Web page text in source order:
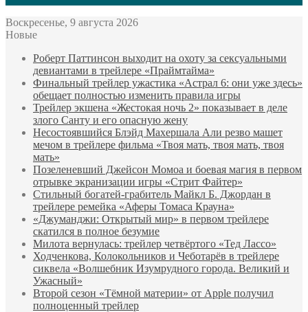
Воскресенье, 9 августа 2026
Новые
Роберт Паттинсон выходит на охоту за сексуальными
девиантами в трейлере «Праймтайма»
Финальный трейлер ужастика «Астрал 6: они уже здесь»
обещает полностью изменить правила игры
Трейлер экшена «Жестокая ночь 2» показывает в деле
злого Санту и его опасную жену
Несостоявшийся Блэйд Махершала Али резво машет
мечом в трейлере фильма «Твоя мать, твоя мать, твоя
мать»
Позеленевший Джейсон Момоа и боевая магия в первом
отрывке экранизации игры «Стрит Файтер»
Стильный богатей-грабитель Майкл Б. Джордан в
трейлере ремейка «Аферы Томаса Крауна»
«Джуманджи: Открытый мир» в первом трейлере
скатился в полное безумие
Милота вернулась: трейлер четвёртого «Тед Лассо»
Ходченкова, Колокольников и Чеботарёв в трейлере
сиквела «Волшебник Изумрудного города. Великий и
Ужасный»
Второй сезон «Тёмной материи» от Apple получил
полноценный трейлер